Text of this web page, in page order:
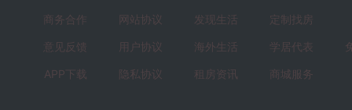
商务合作
意见反馈
APP下载
网站协议
用户协议
隐私协议
发现生活
海外生活
租房资讯
定制找房
学居代表
商城服务